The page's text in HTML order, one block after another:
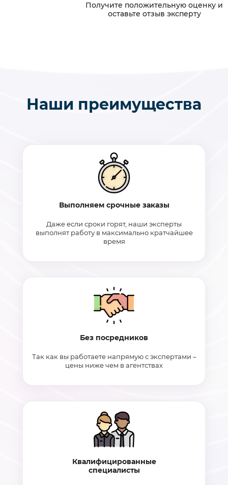
Получите положительную оценку и
оставьте отзыв эксперту
Наши преимущества
Выполняем срочные заказы
Даже если сроки горят, наши эксперты
выполнят работу в максимально кратчайшее
время
Без посредников
Так как вы работаете напрямую с экспертами –
цены ниже чем в агентствах
Квалифицированные
специалисты